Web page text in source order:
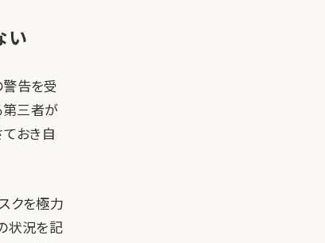
い
警告を受
第三者が
おき自
クを極力
状況を記